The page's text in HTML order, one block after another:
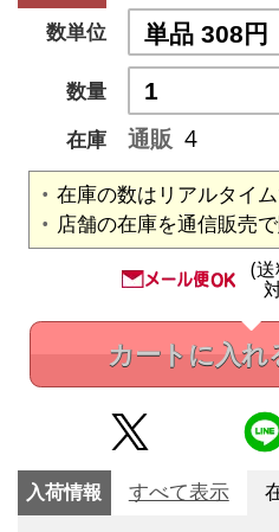
数単位
数量
在庫
通販 4
在庫の数はリアルタイム
店舗の在庫を通信販売
(
カートに入れ
入荷情報 すべて表示